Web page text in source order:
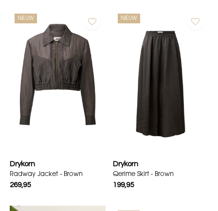
NIEUW
Drykorn
Radway Jacket - Brown
269,95
NIEUW
Drykorn
Qerime Skirt - Brown
199,95